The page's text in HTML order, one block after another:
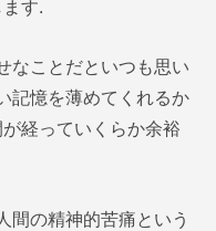
す.
なことだといつも思い
記憶を薄めてくれるか
経っていくらか余裕
間の精神的苦痛という